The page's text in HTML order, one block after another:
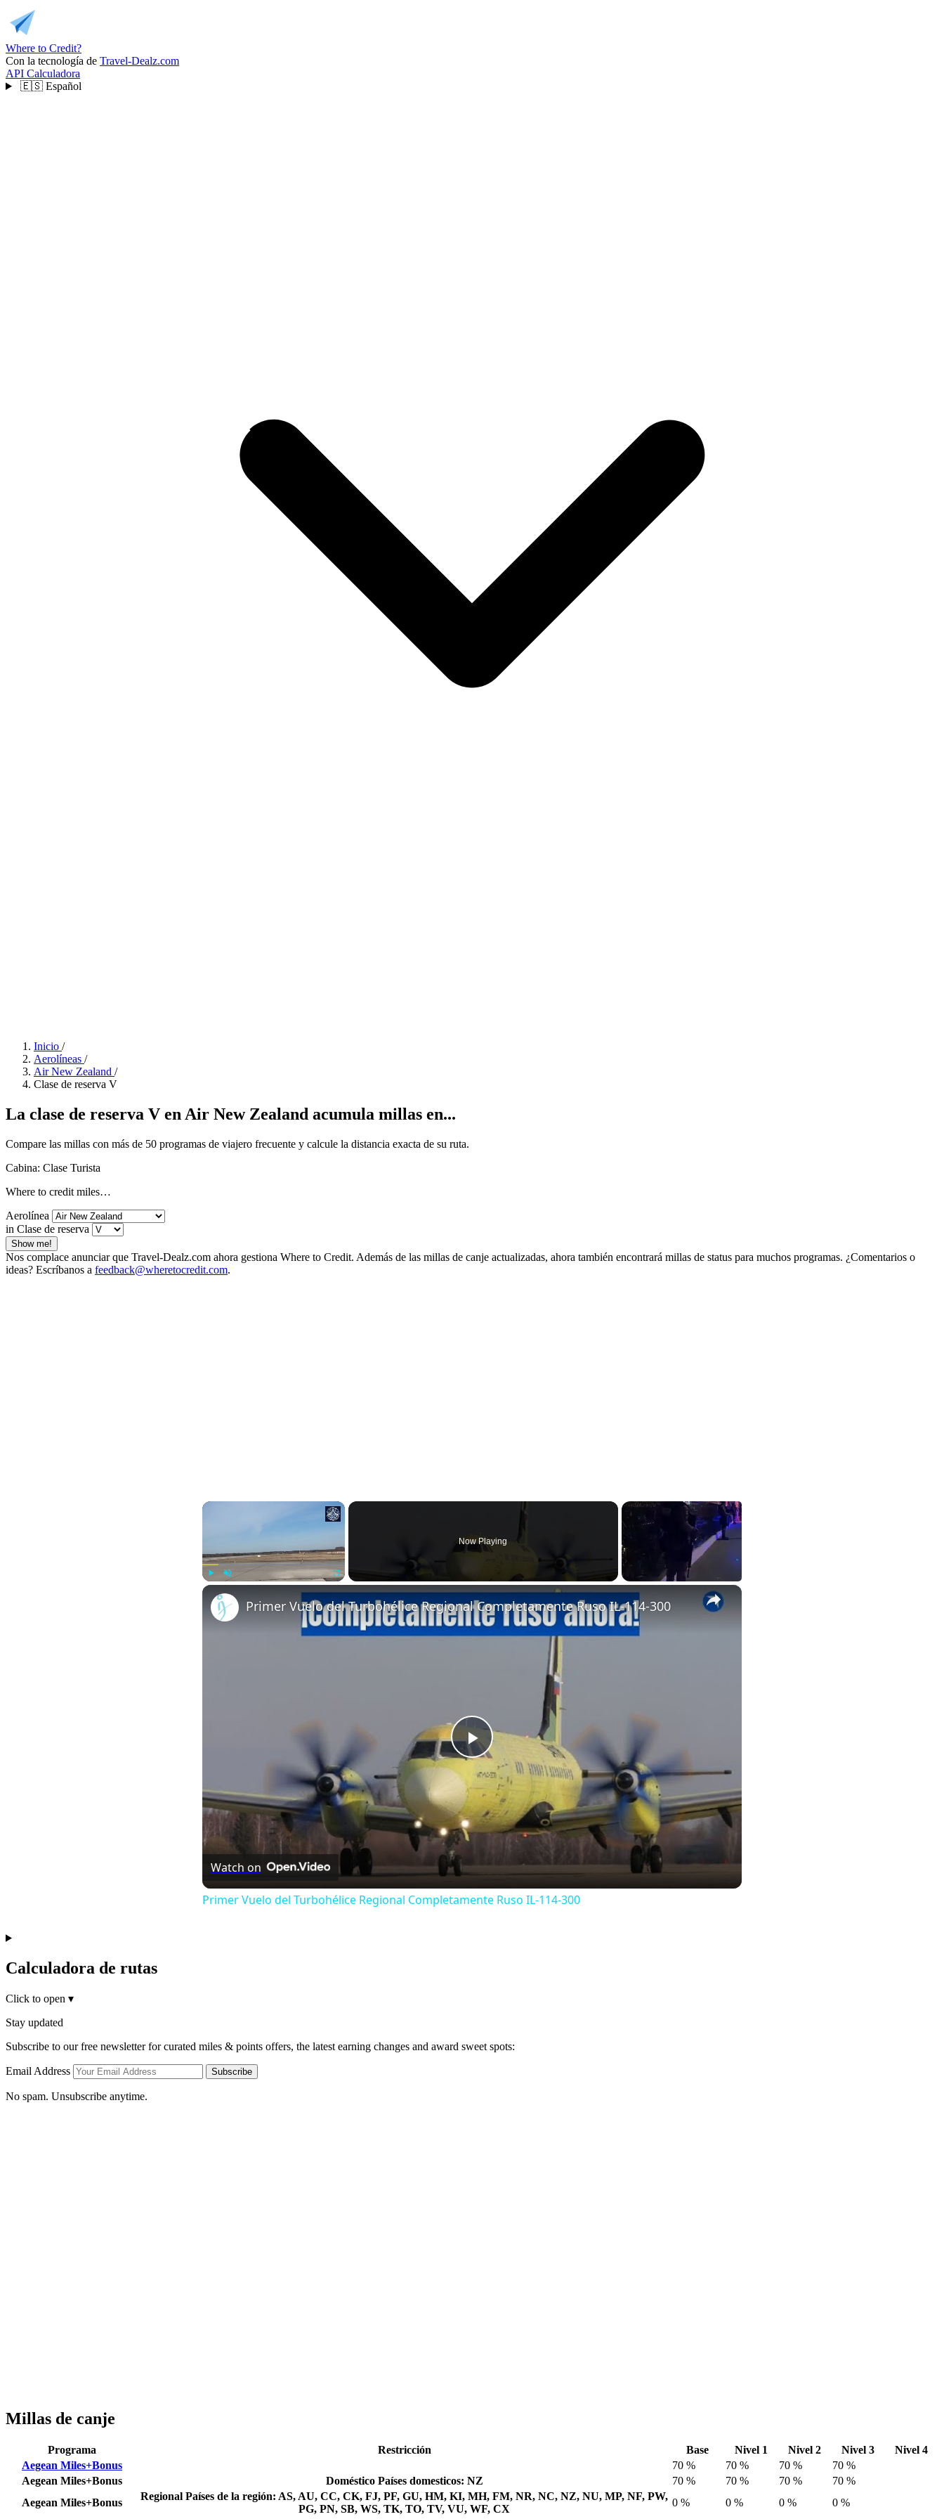
Where to Credit?
Con la tecnología de Travel-Dealz.com
API Calculadora
🇪🇸 Español
Inicio /
Aerolíneas /
Air New Zealand /
Clase de reserva V
La clase de reserva V en Air New Zealand acumula millas en...
Compare las millas con más de 50 programas de viajero frecuente y calcule la distancia exacta de su ruta.
Cabina: Clase Turista
Where to credit miles…
Aerolínea
in Clase de reserva
Show me!
Nos complace anunciar que Travel-Dealz.com ahora gestiona Where to Credit. Además de las millas de canje actualizadas, ahora también encontrará millas de status para muchos programas. ¿Comentarios o
ideas? Escríbanos a feedback@wheretocredit.com.
×
Now Playing
×
Play
Video
Primer Vuelo del Turbohélice Regional Completamente Ruso IL-114-300
Watch on
Primer Vuelo del Turbohélice Regional Completamente Ruso IL-114-300
Calculadora de rutas
Click to open ▾
Stay updated
Subscribe to our free newsletter for curated miles & points offers, the latest earning changes and award sweet spots:
Email Address Subscribe
No spam. Unsubscribe anytime.
Millas de canje
Programa Restricción Base Nivel 1 Nivel 2 Nivel 3
Nivel 4
Aegean Miles+Bonus
70 % 70 % 70 %
70 %
Aegean Miles+Bonus
Doméstico Países domesticos: NZ 70 % 70 % 70 %
70 %
Aegean Miles+Bonus
Regional Países de la región: AS, AU, CC, CK, FJ, PF, GU, HM, KI, MH, FM, NR, NC, NZ, NU, MP, NF, PW,
PG, PN, SB, WS, TK, TO, TV, VU, WF, CX
0 % 0 % 0 %
0 %